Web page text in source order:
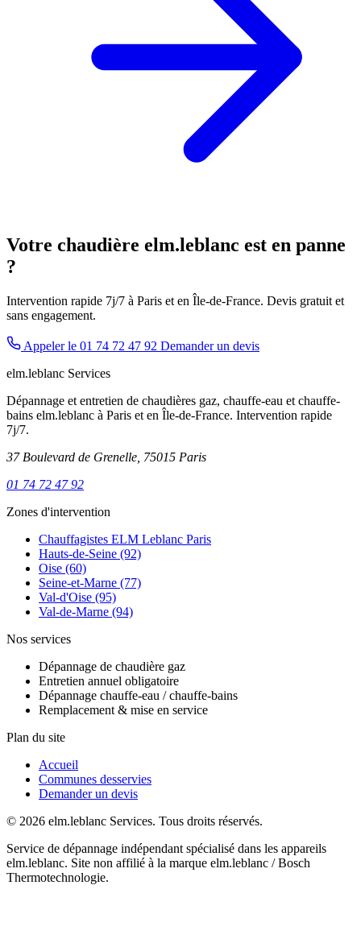
Votre chaudière elm.leblanc est en panne
?
Intervention rapide 7j/7 à Paris et en Île-de-France. Devis gratuit et
sans engagement.
Appeler le 01 74 72 47 92 Demander un devis
elm.leblanc Services
Dépannage et entretien de chaudières gaz, chauffe-eau et chauffe-
bains elm.leblanc à Paris et en Île-de-France. Intervention rapide
7j/7.
37 Boulevard de Grenelle, 75015 Paris
01 74 72 47 92
Zones d'intervention
Chauffagistes ELM Leblanc Paris
Hauts-de-Seine (92)
Oise (60)
Seine-et-Marne (77)
Val-d'Oise (95)
Val-de-Marne (94)
Nos services
Dépannage de chaudière gaz
Entretien annuel obligatoire
Dépannage chauffe-eau / chauffe-bains
Remplacement & mise en service
Plan du site
Accueil
Communes desservies
Demander un devis
© 2026 elm.leblanc Services. Tous droits réservés.
Service de dépannage indépendant spécialisé dans les appareils
elm.leblanc. Site non affilié à la marque elm.leblanc / Bosch
Thermotechnologie.